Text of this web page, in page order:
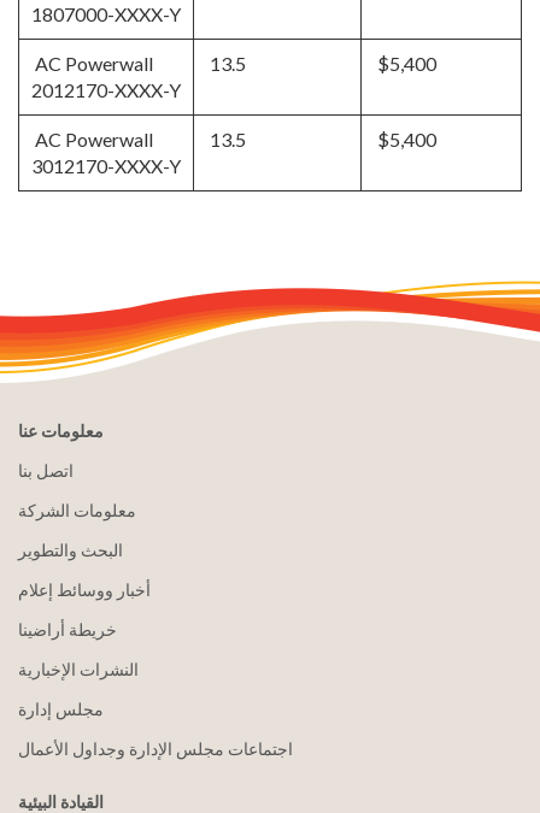
1807000-XXXX-Y
AC Powerwall
2012170-XXXX-Y
13.5 $5,400
AC Powerwall
3012170-XXXX-Y
13.5 $5,400
معلومات عنا
اتصل بنا
معلومات الشركة
البحث والتطوير
أخبار ووسائط إعلام
خريطة أراضينا
النشرات الإخبارية
مجلس إدارة
اجتماعات مجلس الإدارة وجداول الأعمال
القيادة البيئية